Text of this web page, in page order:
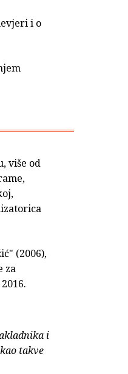
i o
više od
(2006),
za
i
takve